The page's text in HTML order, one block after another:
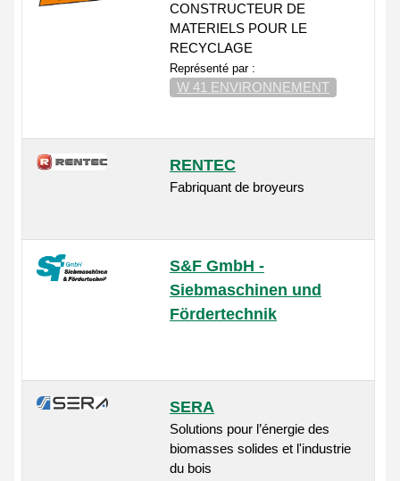
CONSTRUCTEUR DE
MATERIELS POUR LE
RECYCLAGE
Représenté par :
W 41 ENVIRONNEMENT
RENTEC
Fabriquant de broyeurs
S&F GmbH -
Siebmaschinen und
Fördertechnik
SERA
Solutions pour l’énergie des
biomasses solides et l'industrie
du bois